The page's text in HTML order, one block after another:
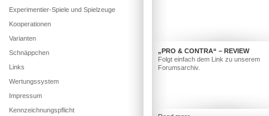
„PRO & CONTRA“ – REVIEW
Folgt einfach dem Link zu unserem
Forumsarchiv.
Experimentier-Spiele und Spielzeuge
Kooperationen
Varianten
Schnäppchen
Links
Wertungssystem
Impressum
Kennzeichnungspflicht